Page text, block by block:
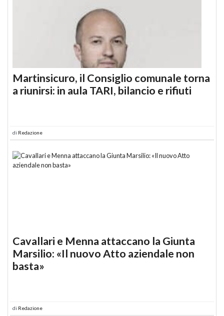
Martinsicuro, il Consiglio comunale torna
a riunirsi: in aula TARI, bilancio e rifiuti
di Redazione
Cavallari e Menna attaccano la Giunta
Marsilio: «Il nuovo Atto aziendale non
basta»
di Redazione